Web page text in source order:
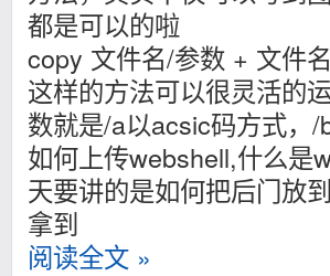
都是可以的啦
copy 文件名/参数 + 文件
这样的方法可以很灵活的
数就是/a以acsic码方式，
如何上传webshell,什么是
天要讲的是如何把后门放
拿到
阅读全文 »